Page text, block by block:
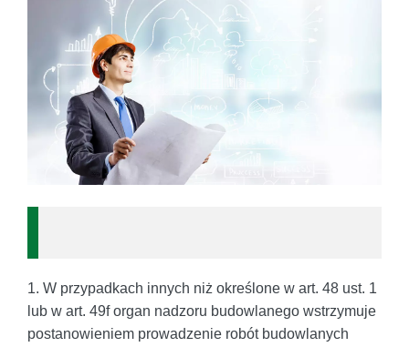
1. W przypadkach innych niż określone w art. 48 ust. 1
lub w art. 49f organ nadzoru budowlanego wstrzymuje
postanowieniem prowadzenie robót budowlanych